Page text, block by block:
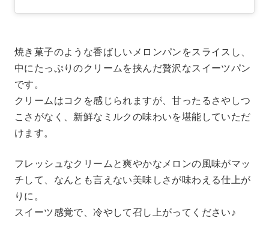
焼き菓子のような香ばしいメロンパンをスライスし、
中にたっぷりのクリームを挟んだ贅沢なスイーツパン
です。
クリームはコクを感じられますが、甘ったるさやしつ
こさがなく、新鮮なミルクの味わいを堪能していただ
けます。
フレッシュなクリームと爽やかなメロンの風味がマッ
チして、なんとも言えない美味しさが味わえる仕上が
りに。
スイーツ感覚で、冷やして召し上がってください♪